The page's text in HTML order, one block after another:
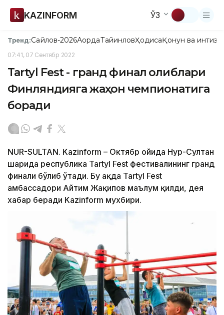
KAZINFORM ЎЗ
Тренд:Сайлов-2026АқордаТайинловҲодисаҚонун ва
07:41, 07 Сентябр 2022
Tartyl Fest - гранд финал ғолиблари
Финляндияга жаҳон чемпионатига
боради
NUR-SULTAN. Kazinform – Октябр ойида Нур-Султан
шаҳрида республика Tartyl Fest фестивалининг гранд
финали бўлиб ўтади. Бу ҳақда Tartyl Fest
амбассадори Айтим Жақипов маълум қилди, дея
хабар беради Kazinform мухбири.